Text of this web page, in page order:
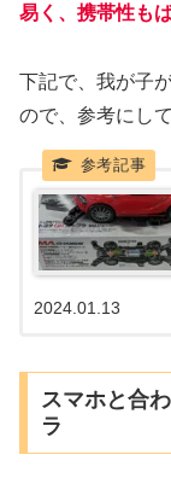
易く、携帯性も
下記で、我が子
ので、参考にし
2024.01.13
スマホと合
ラ